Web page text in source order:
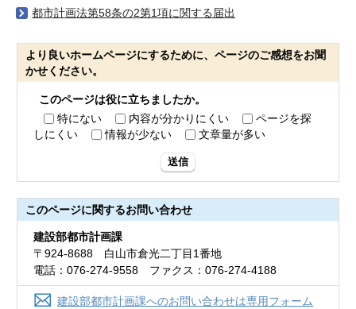
都市計画法第58条の2第1項に関する届出
より良いホームページにするために、ページのご感想をお聞
かせください。
このページは役に立ちましたか。
特にない
内容が分かりにくい
ページを探
しにくい
情報が少ない 文章量が多い
送信
このページに関するお問い合わせ
建設部都市計画課
〒924-8688 白山市倉光二丁目1番地
電話：076-274-9558 ファクス：076-274-4188
建設部都市計画課へのお問い合わせは専用フォーム